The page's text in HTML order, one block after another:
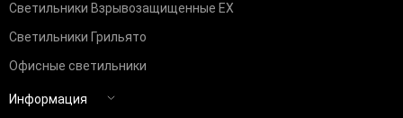
Светильники Взрывозащищенные EX
Светильники Грильято
Офисные светильники
Информация